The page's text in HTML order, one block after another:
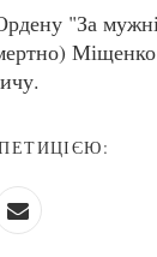
"За